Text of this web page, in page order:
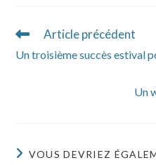
Read
articles
Article précédent
Un troisième succès estival
Un
VOUS DEVRIEZ